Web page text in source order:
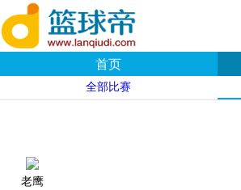
首页
全部比赛
老鹰